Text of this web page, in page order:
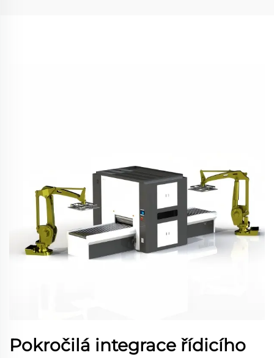
Pokročilá integrace řídicího